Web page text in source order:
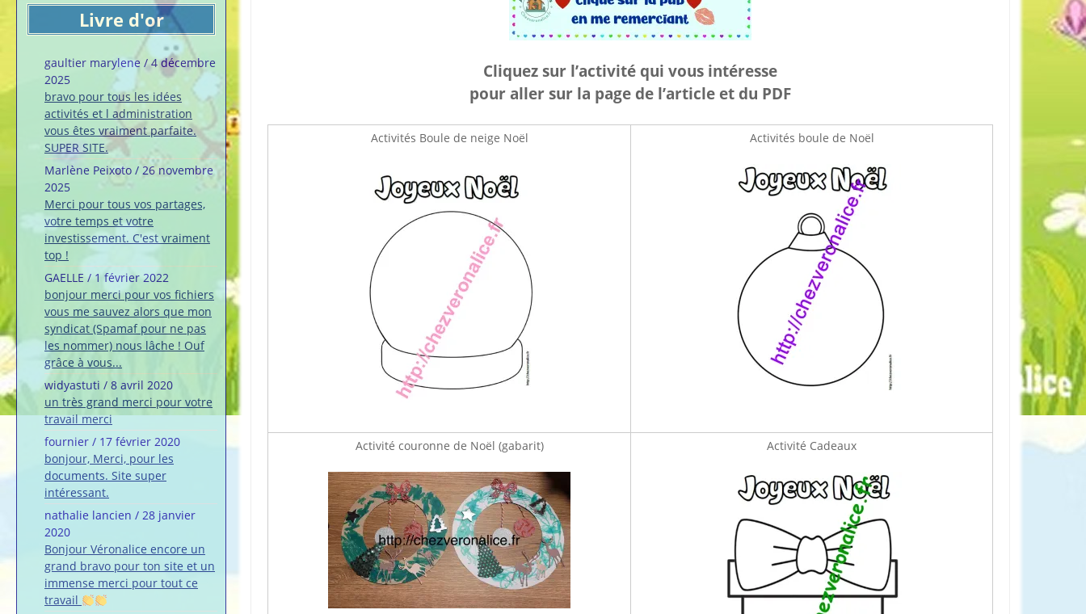
Livre d'or
gaultier marylene /4 décembre
2025
bravo pour tous les idées
activités et l administration
vous êtes vraiment parfaite.
SUPER SITE.
Marlène Peixoto / 26 novembre
2025
Merci pour tous vos partages,
votre temps et votre
investissement. C'est vraiment
top !
GAELLE/1 février 2022
bonjour merci pour vos fichiers
vous me sauvez alors que mon
syndicat (Spamaf pour ne pas
les nommer) nous lâche ! Ouf
grâce à vous...
widyastuti / 8 avril 2020
un très grand merci pour votre
travail merci
fournier / 17 février 2020
bonjour, Merci, pour les
documents. Site super
intéressant.
nathalie lancien / 28 janvier
2020
Bonjour Véronalice encore un
grand bravo pour ton site et un
immense merci pour tout ce
travail
Cliquez sur l’activité qui vous intéresse
pour aller sur la page de l’article et du PDF
Activités Boule de neige Noël Activités boule de Noël
Activité couronne de Noël (gabarit) Activité Cadeaux